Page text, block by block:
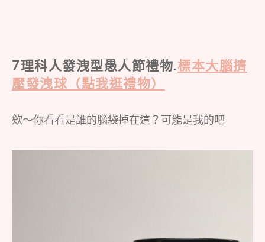
7理科人發洩型愚人節禮物.標本大腦擠
壓發洩球（點我逛禮物）
欸～你看看是誰的腦袋掉在這？可能是我的吧